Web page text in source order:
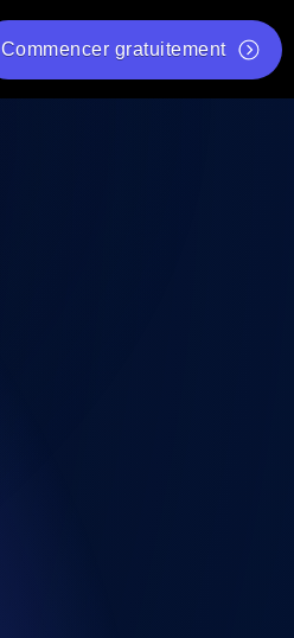
Commencer gratuitement